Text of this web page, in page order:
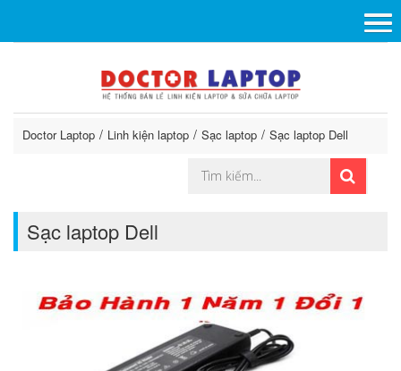
Doctor Laptop Linh kiện laptop Sạc laptop Sạc laptop Dell
Sạc laptop Dell